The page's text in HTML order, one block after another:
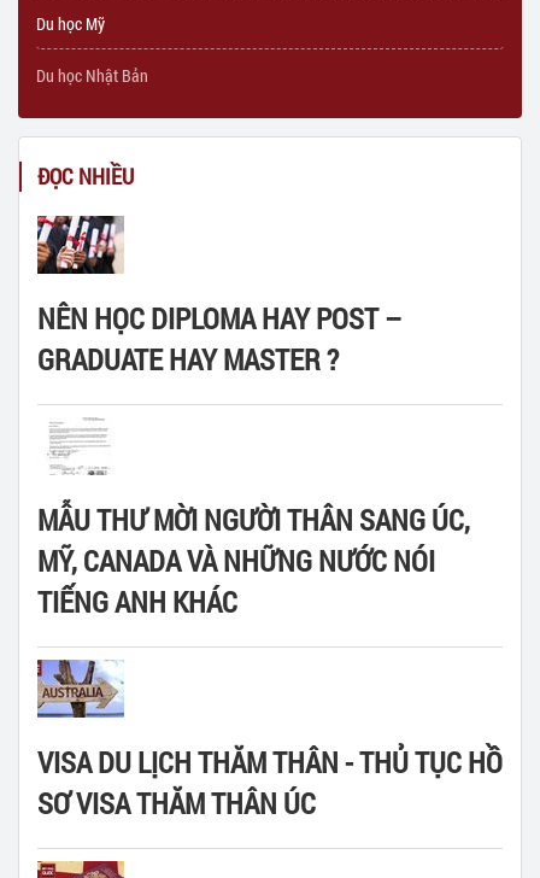
Du học Mỹ
Du học Nhật Bản
ĐỌC NHIỀU
NÊN HỌC DIPLOMA HAY POST –
GRADUATE HAY MASTER ?
MẪU THƯ MỜI NGƯỜI THÂN SANG ÚC,
MỸ, CANADA VÀ NHỮNG NƯỚC NÓI
TIẾNG ANH KHÁC
VISA DU LỊCH THĂM THÂN - THỦ TỤC HỒ
SƠ VISA THĂM THÂN ÚC